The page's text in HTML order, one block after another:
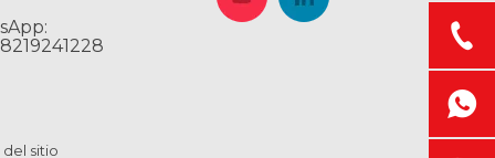
del sitio